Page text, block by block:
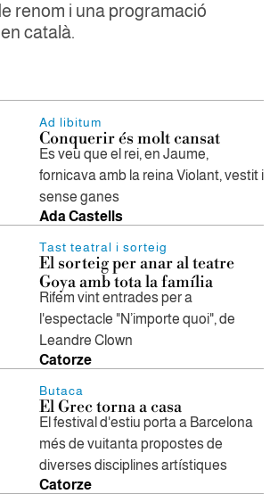
renom i una programació
català.
Ad libitum
Conquerir és molt cansat
Es veu que el rei, en Jaume,
fornicava amb la reina Violant, vestit i
sense ganes
Ada Castells
Tast teatral i sorteig
El sorteig per anar al teatre
Goya amb tota la família
Rifem vint entrades per a
l'espectacle "N’importe quoi", de
Leandre Clown
Catorze
Butaca
El Grec torna a casa
El festival d'estiu porta a Barcelona
més de vuitanta propostes de
diverses disciplines artístiques
Catorze